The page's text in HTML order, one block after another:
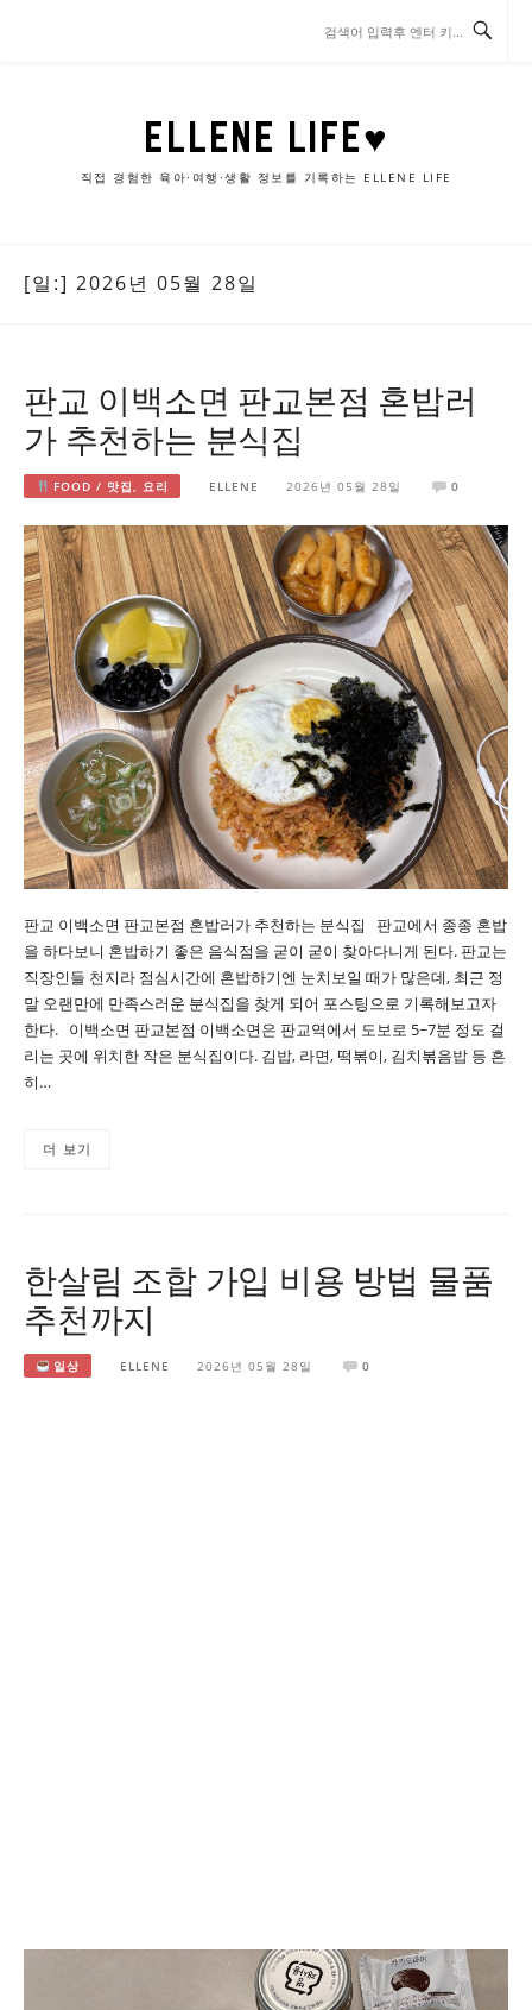
ELLENE LIFE♥
직접 경험한 육아·여행·생활 정보를 기록하는 ELLENE LIFE
[일:] 2026년 05월 28일
판교 이백소면 판교본점 혼밥러
가 추천하는 분식집
FOOD / 맛집, 요리 ELLENE 2026년 05월 28일 0
판교 이백소면 판교본점 혼밥러가 추천하는 분식집 판교에서 종종 혼밥
을 하다보니 혼밥하기 좋은 음식점을 굳이 굳이 찾아다니게 된다. 판교는
직장인들 천지라 점심시간에 혼밥하기엔 눈치보일 때가 많은데, 최근 정
말 오랜만에 만족스러운 분식집을 찾게 되어 포스팅으로 기록해보고자
한다. 이백소면 판교본점 이백소면은 판교역에서 도보로 5~7분 정도 걸
리는 곳에 위치한 작은 분식집이다. 김밥, 라면, 떡볶이, 김치볶음밥 등 흔
히…
더 보기
한살림 조합 가입 비용 방법 물품
추천까지
일상 ELLENE 2026년 05월 28일 0